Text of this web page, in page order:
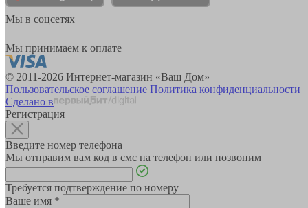
Мы в соцсетях
Мы принимаем к оплате
© 2011-2026 Интернет-магазин «Ваш Дом»
Пользовательское соглашение Политика конфиденциальности
Сделано в
Регистрация
Введите номер телефона
Мы отправим вам код в смс на телефон или позвоним
Требуется подтверждение по номеру
Ваше имя *